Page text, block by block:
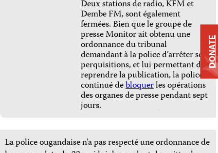
Deux stations de radio, KFM et
Dembe FM, sont également
fermées. Bien que le groupe de
presse Monitor ait obtenu une
ordonnance du tribunal
demandant à la police d’arrêter ses
perquisitions, et lui permettant de
reprendre la publication, la police a
continué debloquerles opérations
des organes de presse pendant sept
jours.
La police ougandaise n’a pas respecté une ordonnance de
DONATE